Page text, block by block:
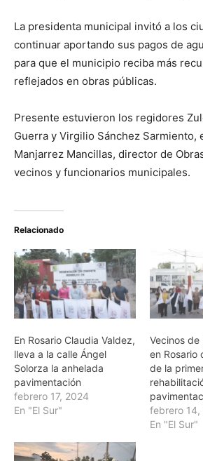
La presidenta municipal invitó a los
continuar aportando sus pagos de
para que el municipio reciba más
reflejados en obras públicas.
Presente estuvieron los regidores
Guerra y Virgilio Sánchez Sarmiento,
Manjarrez Mancillas, director de
vecinos y funcionarios municipales.
Relacionado
En Rosario Claudia Valdez,
lleva a la calle Ángel
Solorza la anhelada
pavimentación
febrero 17, 2024
En "El Sur"
Vecinos de
en Rosario
de la
febrero 14,
En "El Sur"